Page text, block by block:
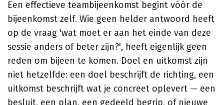
Een effectieve teambijeenkomst begint vóór de
bijeenkomst zelf. Wie geen helder antwoord heeft
op de vraag 'wat moet er aan het einde van deze
sessie anders of beter zijn?', heeft eigenlijk geen
reden om bijeen te komen. Doel en uitkomst zijn
niet hetzelfde: een doel beschrijft de richting, een
uitkomst beschrijft wat je concreet oplevert — een
besluit, een plan, een gedeeld begrip, of nieuwe